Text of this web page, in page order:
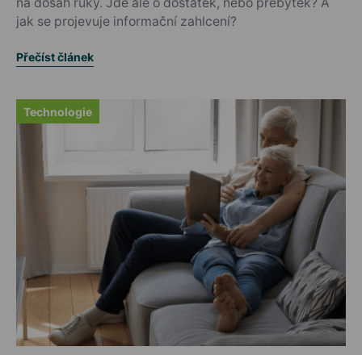
jak se projevuje informační zahlcení?
Přečíst článek
Technologie